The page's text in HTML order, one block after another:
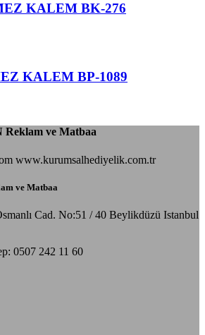
KALEM BK-276
KALEM BP-1089
ve Matbaa
www.kurumsalhediyelik.com.tr
ve Matbaa
Cad. No:51 / 40 Beylikdüzü Istanbul
0507 242 11 60